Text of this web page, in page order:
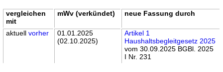
vergleichen
mit
mWv (verkündet) neue Fassung durch
aktuellvorher
01.01.2025
(02.10.2025)
Artikel 1
Haushaltsbegleitgesetz 2025
vom 30.09.2025 BGBl. 2025
I Nr. 231